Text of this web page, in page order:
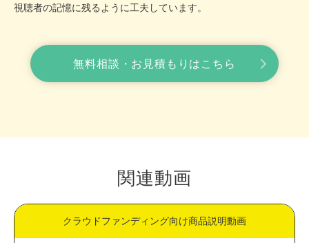
視聴者の記憶に残るように工夫しています。
無料相談・お見積もりはこちら
関連動画
クラウドファンディング向け商品説明動画